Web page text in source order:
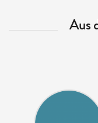
Aus